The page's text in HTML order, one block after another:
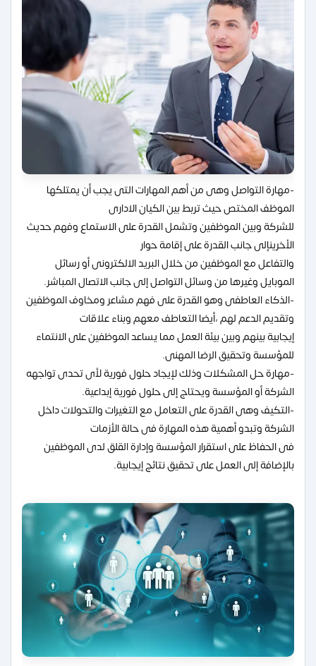
-مهارة التواصل وهى من أهم المهارات التى يجب أن يمتلكها
الموظف المختص حيث تربط بين الكيان الادارى
للشركة وبين الموظفين وتشمل القدرة على الاستماع وفهم حديث
الأخرينإلى جانب القدرة على إقامة حوار
والتفاعل مع الموظفين من خلال البريد الالكترونى أو رسائل
الموبايل وغيرها من وسائل التواصل إلى جانب الاتصال المباشر.
-الذكاء العاطفى وهو القدرة على فهم مشاعر ومخاوف الموظفين
وتقديم الدعم لهم ،أيضا التعاطف معهم وبناء علاقات
إيجابية بينهم وبين بيئة العمل مما يساعد الموظفين على الانتماء
للمؤسسة وتحقيق الرضا المهنى.
-مهارة حل المشكلات وذلك لإيجاد حلول فورية لأى تحدى تواجهه
الشركة أو المؤسسة ويحتاج إلى حلول فورية إبداعية.
-التكيف وهى القدرة على التعامل مع التغيرات والتحولات داخل
الشركة وتبدو أهمية هذه المهارة فى حالة الأزمات
فى الحفاظ على استقرار المؤسسة وإدارة القلق لدى الموظفين
بالإضافة إلى العمل على تحقيق نتائج إيجابية.